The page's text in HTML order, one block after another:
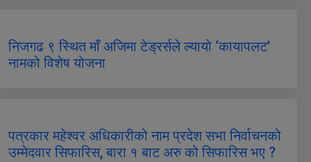
निजगढ ९ स्थित माँ अजिमा टेड्रर्सले ल्यायो ‘कायापलट’
नामको विशेष योजना
पत्रकार महेश्वर अधिकारीको नाम प्रदेश सभा निर्वाचनको
उम्मेदवार सिफारिस, बारा १ बाट अरु को सिफारिस भए ?